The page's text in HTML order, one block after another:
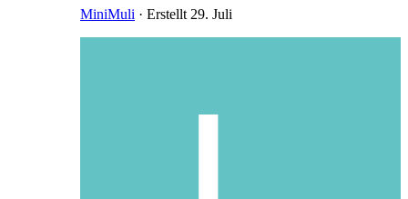
MiniMuli · Erstellt 29. Juli